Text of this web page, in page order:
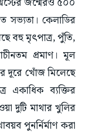
কেলাডির
বহু মৃৎপাত্র, পুঁতি,
প্রমাণ। মূল
দূরে খোঁজ মিলেছে
একাধিক ব্যক্তির
দুটি মাথার খুলির
পুনর্নির্মাণ করা